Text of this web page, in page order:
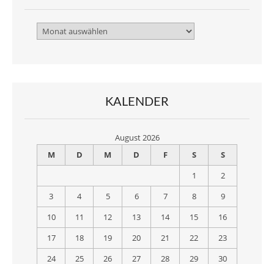
Archiv
KALENDER
August 2026
M
D M D F S
S
1
2
3
4 5 6 7 8
9
10
11 12 13 14 15
16
17
18 19 20 21 22
23
24
25 26 27 28 29
30